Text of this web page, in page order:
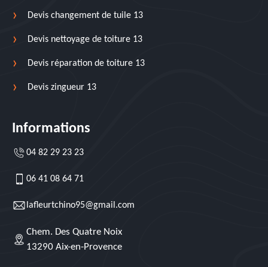
Devis changement de tuile 13
Devis nettoyage de toiture 13
Devis réparation de toiture 13
Devis zingueur 13
Informations
04 82 29 23 23
06 41 08 64 71
lafleurtchino95@gmail.com
Chem. Des Quatre Noix
13290 Aix-en-Provence